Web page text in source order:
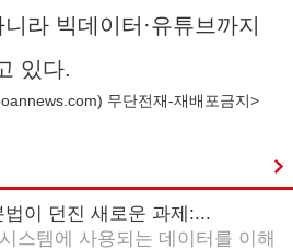
라 빅데이터·유튜브까지
있다.
) 무단전재-재배포금지>
이 던진 새로운 과제:...
스템에 사용되는 데이터를 이해